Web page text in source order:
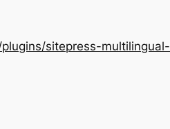
sitepress-multilingual-